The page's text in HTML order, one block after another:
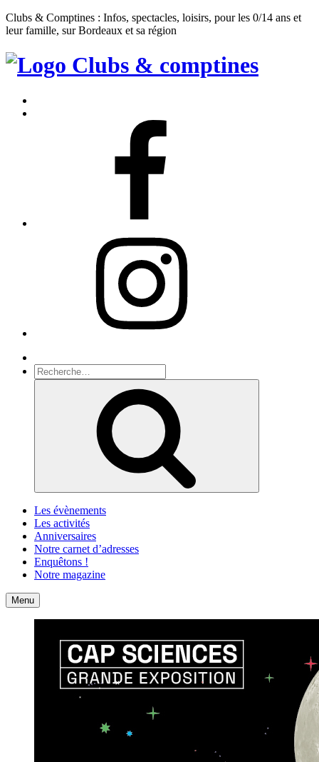
Clubs & Comptines : Infos, spectacles, loisirs, pour les 0/14 ans et
leur famille, sur Bordeaux et sa région
Clubs
Comptines
Recherche
pour
Les évènements
Les activités
Anniversaires
Notre carnet d’adresses
Enquêtons !
Notre magazine
Accueil
Menu Contact